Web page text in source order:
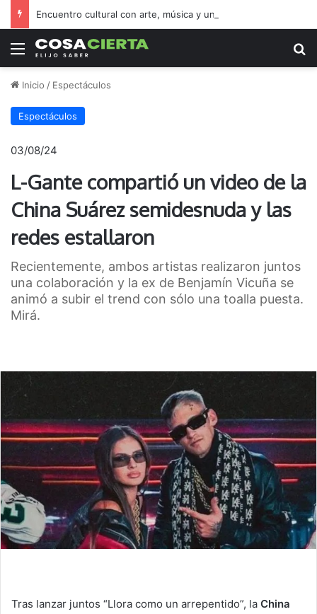
Encuentro cultural con arte, música y una feria abierta
Menú
Inicio / Espectáculos
Espectáculos
03/08/24
L-Gante compartió un video de la
China Suárez semidesnuda y las
redes estallaron
Recientemente, ambos artistas realizaron juntos
una colaboración y la ex de Benjamín Vicuña se
animó a subir el trend con sólo una toalla puesta.
Mirá.
Tras lanzar juntos “Llora como un arrepentido”, la China